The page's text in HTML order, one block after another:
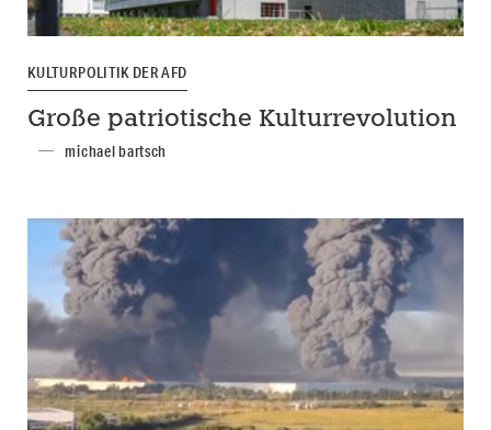
KULTURPOLITIK DER AFD
Große patriotische Kulturrevolution
michael bartsch